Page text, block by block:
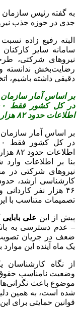
به گفته رئیس سازمان
جدی در حوزه جذب
البته رفیع زاده
سامانه سایر
نیروهای شرکتی،
رضایت‌بخش ندانسته و
دقیقی داشته باشیم،
اطلاعات حدود ۸۲ هزار و ۸۵۱ نفر وارد سامانه شده است.
تصمیمات متناسب با
پیش از این علی
– عدم دسترسی به
ضعف در جریان تصویب
یک ماه آینده این
از نگاه
وضعیت نامناسب
موضوع باعث
شده است، به همین
قوانین حمایتی برای